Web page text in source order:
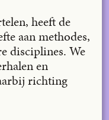
heeft de
aan methodes,
disciplines. We
en
richting